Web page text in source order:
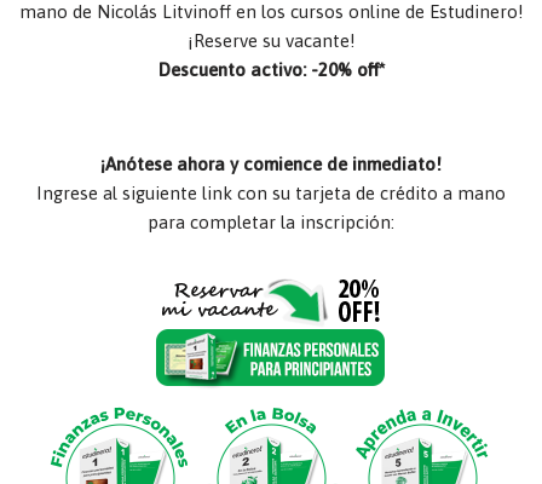
mano de Nicolás Litvinoff en los cursos online de Estudinero!
¡Reserve su vacante!
Descuento activo: -20% off*
¡Anótese ahora y comience de inmediato!
Ingrese al siguiente link con su tarjeta de crédito a mano
para completar la inscripción: